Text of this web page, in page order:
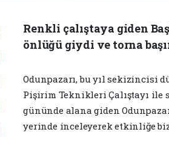
Renkli çalıştaya giden
önlüğü giydi ve torna
Odunpazarı, bu yıl sekizincisi
Pişirim Teknikleri Çalıştayı ile
gününde alana giden
yerinde inceleyerek etkinliğe